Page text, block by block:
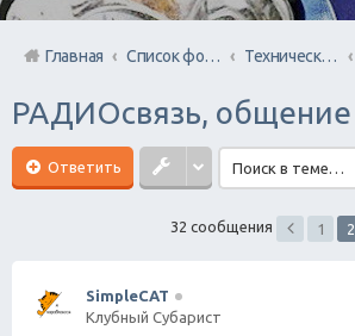
Главная Список форумов Технический раздел
РАДИОсвязь, общение
Ответить
32 сообщения 1 2
SimpleCAT
Клубный Субарист